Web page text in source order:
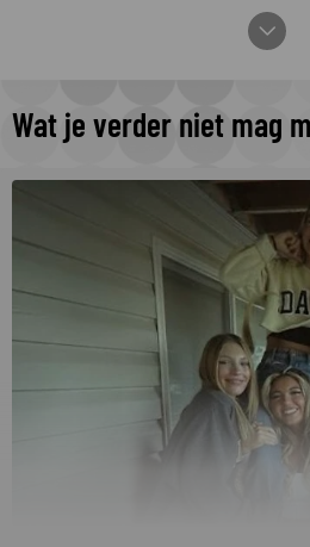
Wat je verder niet mag